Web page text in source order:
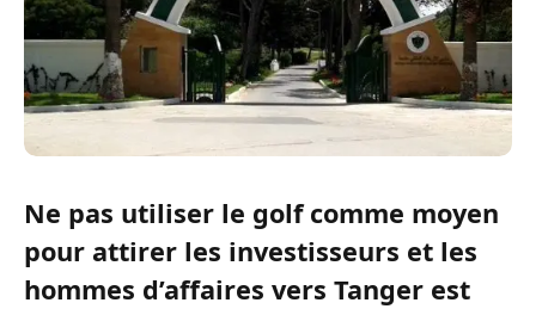
Ne pas utiliser le golf comme moyen
pour attirer les investisseurs et les
hommes d’affaires vers Tanger est